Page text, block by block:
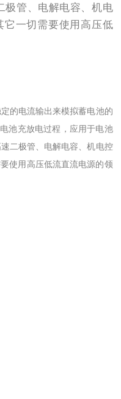
极管、电解电容、机电
它一切需要使用高压低
的电流输出来模拟蓄电池的
池充放电过程，应用于电池
二极管、电解电容、机电控
使用高压低流直流电源的领